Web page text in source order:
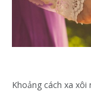
Khoảng cách xa